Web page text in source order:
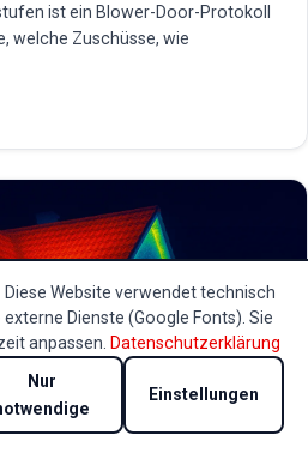
ist ein Blower-Door-Protokoll
welche Zuschüsse, wie
Diese Website verwendet technisch
Dienste (Google Fonts). Sie
anpassen. Datenschutzerklärung
Nur
Einstellungen